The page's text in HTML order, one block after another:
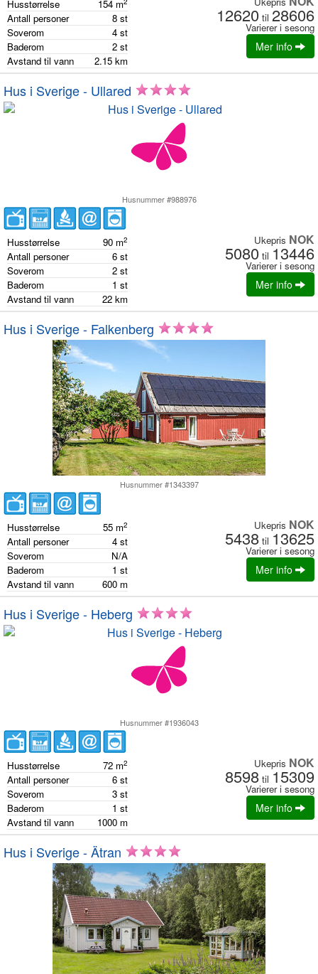
Husstørrelse 154 m
Antall personer 8 st
Soverom
4 st
Baderom
2 st
Avstand til vann
2.15 km
12620 til 28606
Varierer i sesong
Mer info
Hus i Sverige - Ullared
Husnummer #988976
Husstørrelse 90 m2
Antall personer 6 st
Soverom
2 st
Baderom
1 st
Avstand til vann
22 km
Ukepris NOK
5080 til 13446
Varierer i sesong
Mer info
Hus i Sverige - Falkenberg
Husnummer #1343397
Husstørrelse 55 m2
Antall personer 4 st
Soverom
N/A
Baderom
1 st
Avstand til vann
600 m
Ukepris NOK
5438 til 13625
Varierer i sesong
Mer info
Hus i Sverige - Heberg
Husnummer #1936043
Husstørrelse 72 m2
Antall personer 6 st
Soverom
3 st
Baderom
1 st
Avstand til vann
1000 m
Ukepris NOK
8598 til 15309
Varierer i sesong
Mer info
Hus i Sverige - Ätran